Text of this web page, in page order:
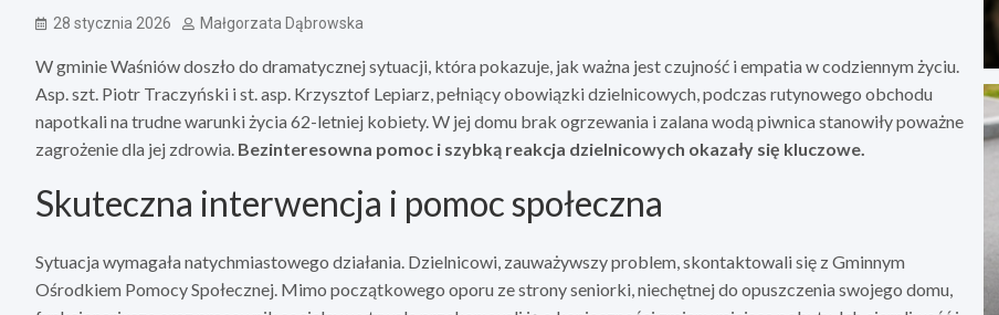
28 stycznia 2026 Małgorzata Dąbrowska
W gminie Waśniów doszło do dramatycznej sytuacji, która pokazuje, jak ważna jest czujność i empatia w codziennym życiu.
Asp. szt. Piotr Traczyński i st. asp. Krzysztof Lepiarz, pełniący obowiązki dzielnicowych, podczas rutynowego obchodu
napotkali na trudne warunki życia 62-letniej kobiety. W jej domu brak ogrzewania i zalana wodą piwnica stanowiły poważne
zagrożenie dla jej zdrowia. Bezinteresowna pomoc i szybką reakcja dzielnicowych okazały się kluczowe.
Skuteczna interwencja i pomoc społeczna
Sytuacja wymagała natychmiastowego działania. Dzielnicowi, zauważywszy problem, skontaktowali się z Gminnym
Ośrodkiem Pomocy Społecznej. Mimo początkowego oporu ze strony seniorki, niechętnej do opuszczenia swojego domu,